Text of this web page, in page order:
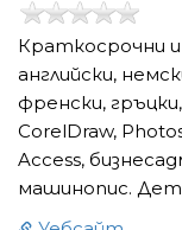
Краткосрочни и
английски,
френски,
CorelDraw,
Access,
машинопис.